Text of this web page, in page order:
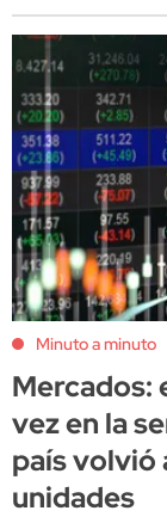
Minuto a minuto
Mercados:
vez en la
país volvió
unidades